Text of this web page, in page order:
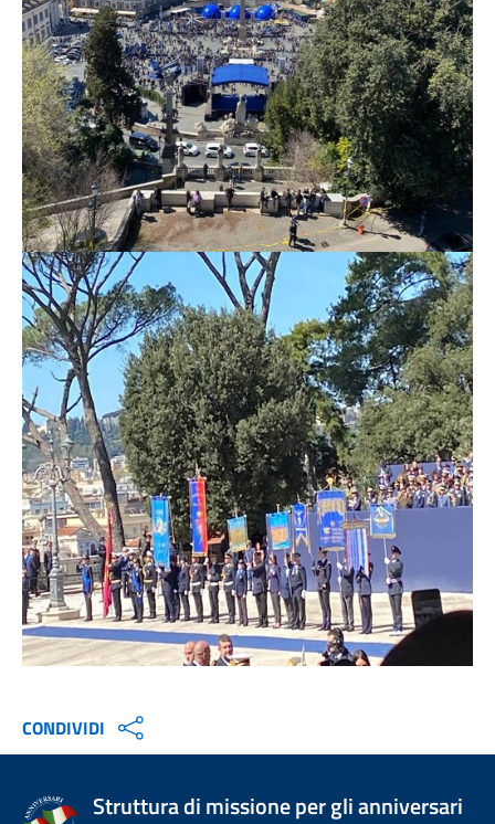
CONDIVIDI
Struttura di missione per gli anniversari